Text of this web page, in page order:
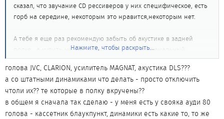
сказал, что звучание CD рессиверов у них специфическое, есть
горб на середине, некоторым это нравится,некоторым нет.
А тебе я еще раз рекомендую забыть об акустике в задней
полке , а купить на эти деньги хороший двухканальный
усилитель(усилители блаупункт многие ругают на авто.ру) и
хорошую фронтальную акустику.
Голова 400 у.е. + усилитель 350у.е. + акустика 300 у.е.
Звук будет на порядок лучше чем с тем ,что ты запланировал
купить.
Нажмите, чтобы раскрыть...
голова JVC, CLARION, усилитель MAGNAT, акустика DLS???
а со штатными динамиками что делать - просто отключить
чтоли их?? те которые в полку вкручены??
в общем я сначала так сделаю - у меня есть у свояка ауди 80
голова - кассетник блаукпункт, динамики есть какие то, то же